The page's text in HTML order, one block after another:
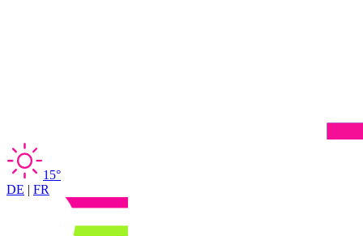
15°
DE | FR